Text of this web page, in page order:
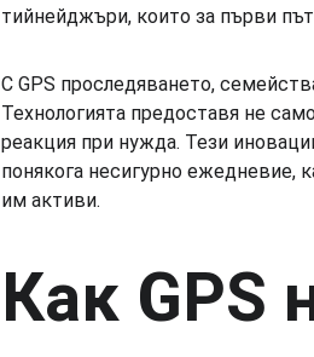
тийнейджъри, които за първи
С GPS проследяването,
Технологията предоставя не
реакция при нужда. Тези
понякога несигурно ежедневие,
им активи.
Как GPS